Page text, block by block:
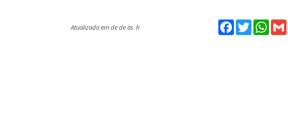
Atualizado em de de às h Facebook
Twitter